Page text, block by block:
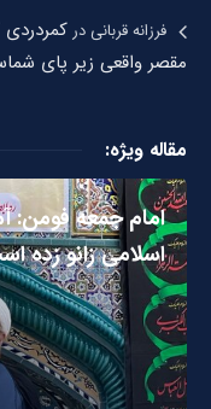
فرزانه قربانیدر
مقصر واقعی زیر پای
مقاله ویژه:
امام جمعه فومن:
اسلامی زانو زده